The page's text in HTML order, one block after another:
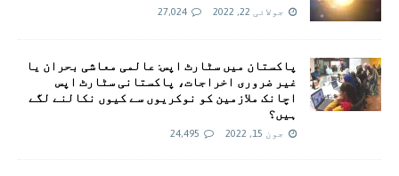
جولائی 22, 2022 27,024
پاکستان میں سٹارٹ اپس: عالمی معاشی بحران یا
غیر ضروری اخراجات، پاکستانی سٹارٹ اپس
اچانک ملازمین کو نوکریوں سے کیوں نکالنے لگے
ہیں؟
جون 15, 2022 24,495